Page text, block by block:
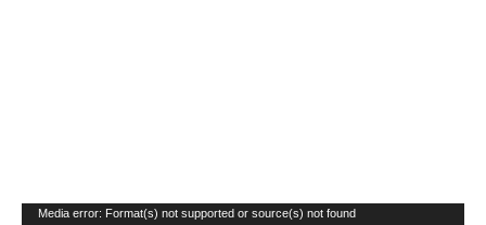
Video
Media error: Format(s) not supported or source(s) not found